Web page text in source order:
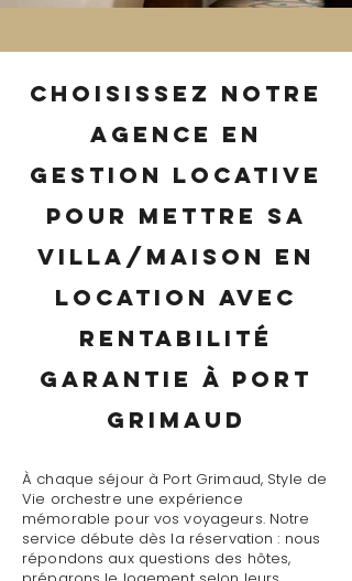
Choisissez notre
agence en
gestion locative
pour mettre sa
villa/maison en
location avec
rentabilité
garantie à Port
Grimaud
À chaque séjour à Port Grimaud, Style de
Vie orchestre une expérience
mémorable pour vos voyageurs. Notre
service débute dès la réservation : nous
répondons aux questions des hôtes,